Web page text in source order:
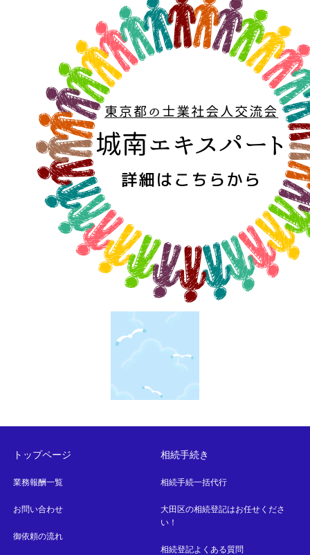
トップページ
業務報酬一覧
お問い合わせ
御依頼の流れ
相続手続き
相続手続一括代行
大田区の相続登記はお任せくださ
い！
相続登記よくある質問